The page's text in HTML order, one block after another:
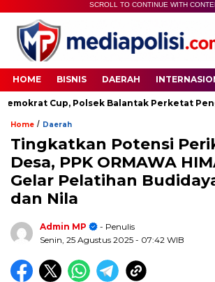
SCROLL TO CONTINUE WITH
HOME BISNIS DAERAH
Cup, Polsek Balantak Perketat
Home / Daerah
Tingkatkan Potensi
Desa, PPK ORMAWA
Gelar Pelatihan
dan Nila
Admin MP
- Penulis
Senin, 25 Agustus 2025 - 07:42 WIB